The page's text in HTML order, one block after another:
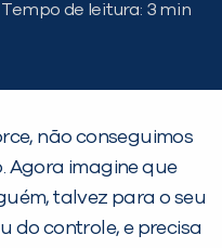
Tempo de leitura:
não conseguimos
Agora imagine que
talvez para o seu
do controle, e precisa